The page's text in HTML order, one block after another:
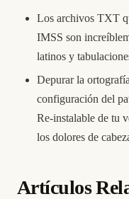
Los archivos TXT
IMSS son
latinos y
Depurar la
configuración del
Re-instalable de tu
los dolores de
Artículos